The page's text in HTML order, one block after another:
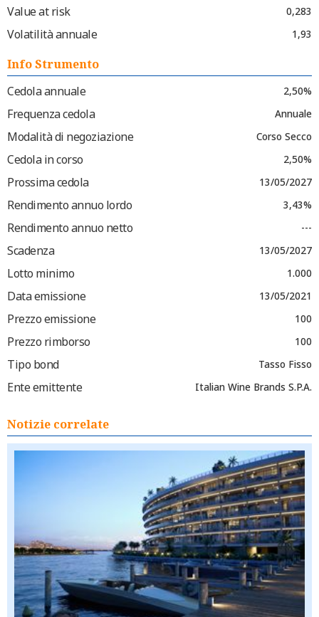
Value at risk 0,283
Volatilità annuale 1,93
Info Strumento
Cedola annuale
2,50%
Frequenza cedola Annuale
Modalità di negoziazione Corso Secco
Cedola in corso 2,50%
Prossima cedola 13/05/2027
Rendimento annuo lordo 3,43%
Rendimento annuo netto ---
Scadenza 13/05/2027
Lotto minimo 1.000
Data emissione 13/05/2021
Prezzo emissione 100
Prezzo rimborso 100
Tipo bond Tasso Fisso
Ente emittente Italian Wine Brands S.P.A.
Notizie correlate